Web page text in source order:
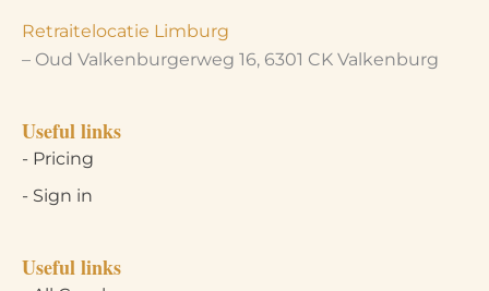
Retraitelocatie Limburg
– Oud Valkenburgerweg 16, 6301 CK Valkenburg
Useful links
- Pricing
- Sign in
Useful links